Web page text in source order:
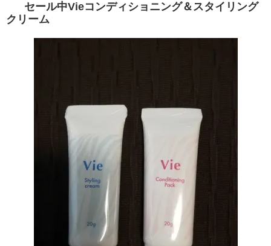
セール中Vieコンディショニング＆スタイリング
クリーム